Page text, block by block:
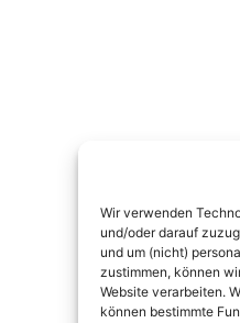
Wir verwenden
und/oder darauf
und um (nicht)
zustimmen, können
Website verarbeiten.
können bestimmte